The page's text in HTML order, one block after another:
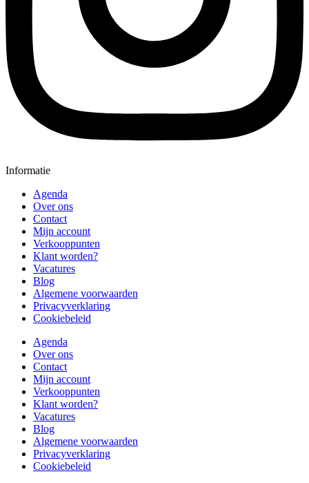
Informatie
Agenda
Over ons
Contact
Mijn account
Verkooppunten
Klant worden?
Vacatures
Blog
Algemene voorwaarden
Privacyverklaring
Cookiebeleid
Agenda
Over ons
Contact
Mijn account
Verkooppunten
Klant worden?
Vacatures
Blog
Algemene voorwaarden
Privacyverklaring
Cookiebeleid